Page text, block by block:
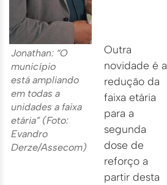
Jonathan: “O
município
está ampliando
em todas a
unidades a faixa
etária” (Foto:
Evandro
Derze/Assecom)
Outra
novidade é a
redução da
faixa etária
para a
segunda
dose de
reforço a
partir desta